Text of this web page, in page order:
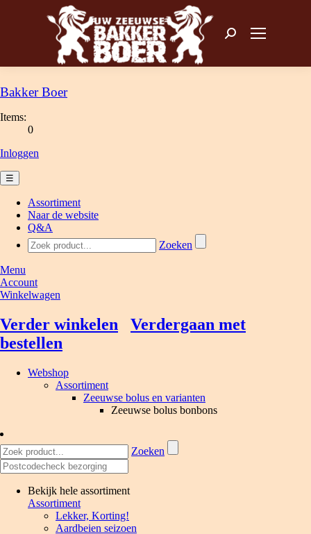
Zoeken: